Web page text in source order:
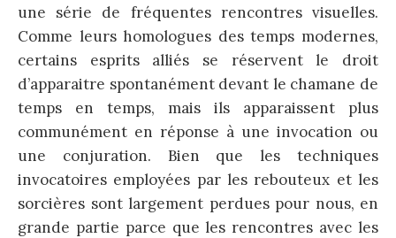
une série de fréquentes rencontres visuelles.
Comme leurs homologues des temps modernes,
certains esprits alliés se réservent le droit
d’apparaitre spontanément devant le chamane de
temps en temps, mais ils apparaissent plus
communément en réponse à une invocation ou
une conjuration. Bien que les techniques
invocatoires employées par les rebouteux et les
sorcières sont largement perdues pour nous, en
grande partie parce que les rencontres avec les